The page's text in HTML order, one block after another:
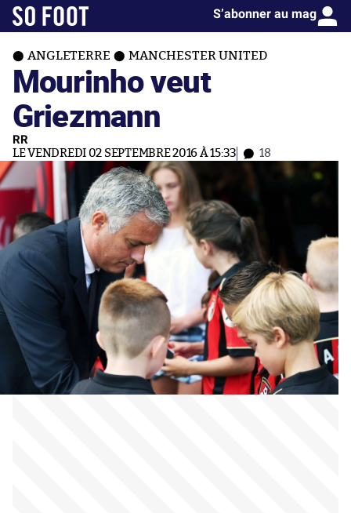
S’abonner au mag
ANGLETERRE MANCHESTER UNITED
Mourinho veut
Griezmann
RR
LE VENDREDI 02 SEPTEMBRE 2016 À 15:33 18